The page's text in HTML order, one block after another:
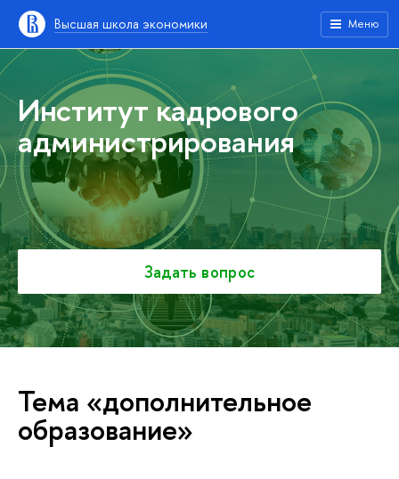
Высшая школа экономики Меню
Институт кадрового
администрирования
Задать вопрос
Тема «дополнительное
образование»